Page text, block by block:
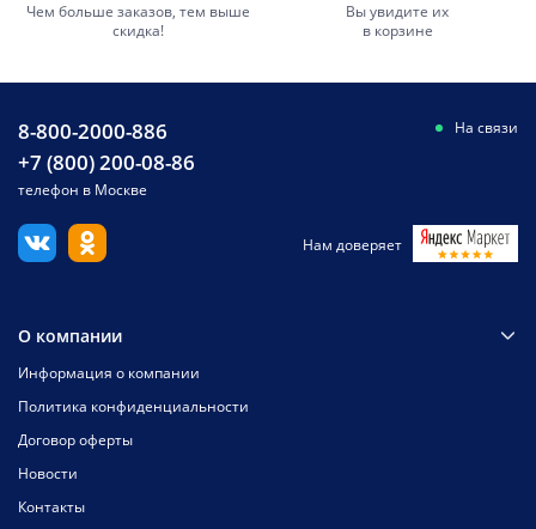
Чем больше заказов, тем выше
скидка!
Вы увидите их
в корзине
8-800-2000-886
+7 (800) 200-08-86
телефон в Москве
На связи
Нам доверяет
О компании
Информация о компании
Политика конфиденциальности
Договор оферты
Новости
Контакты